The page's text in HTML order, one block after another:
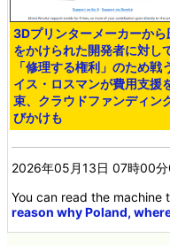
3Dプリンターメーカーから
をかけられた開発者に対し
「修理する権利」のため戦
イス・ロスマンが費用支援
束、クラウドファンディン
びかけも
2026年05月13日 07時00
You can read the
reason why Poland,